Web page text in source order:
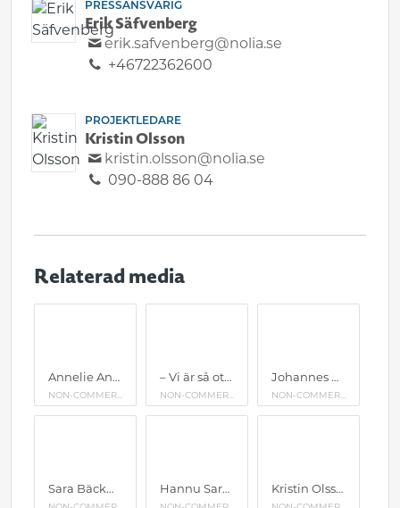
PRESSANSVARIG
Erik Säfvenberg
erik.safvenberg@nolia.se
+46722362600
PROJEKTLEDARE
Kristin Olsson
kristin.olsson@nolia.se
090-888 86 04
Relaterad media
Annelie Andersson, fotograf och receptkreatör som driver bloggen Blomster & bakverk. Annelie skapar ätbara och vackra stilleben tillsammans med kameran i sin trädgård.
NON-COMMERCIAL USE
– Vi är så otroligt glada att få komma till Nolia i år, det är första gången för oss, säger Charlotta Sairio på bokashi.se som både ställer ut och föreläser.
NON-COMMERCIAL USE
Johannes Wätterbäck & Theres Lundén som tillsammans bildar Farbror Grön talar i år om att få flera skördar under samma säsong samt at odla utan regler.
NON-COMMERCIAL USE
Sara Bäckmo kommer även i år hålla två olika föreläsningar på Nolia Trädgård under fredag och lördag. Den ena sker öppet i mässhallen, och den andra är en sluten föreläsning för de som köpt biljett specifikt till den. Hannu Sarenström är en mångsidig inspiratör inom mat och trädgård. Han är en flitig föredragshållare, ordnar trädgårdsutställningar och bor sedan några år tillbaka på Langeland i Danmark. Hans trädgårdsböcker och kokböcker är mycket uppskattade och många följer hans blogg och livfulla inlägg på sociala medier. År 2019 fick han publikens pris på trädgårdsutställningen Cph Garden, och hans nya trädgårdsliv har väckt nyfikenhet både i Sverige och Danmark. Kristin Olsson, projektledare